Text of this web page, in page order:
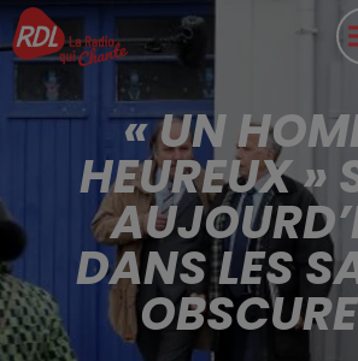
« UN
HEUREUX »
DANS LES